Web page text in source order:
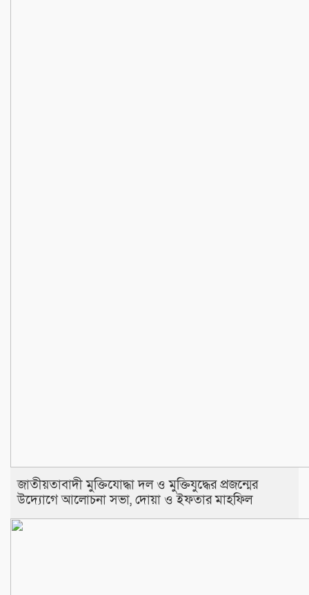
জাতীয়তাবাদী মুক্তিযোদ্ধা দল ও মুক্তিযুদ্ধের প্রজন্মের
উদ্যোগে আলোচনা সভা, দোয়া ও ইফতার মাহফিল